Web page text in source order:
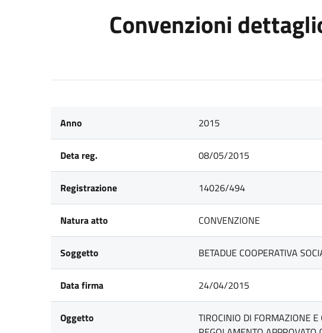
Convenzioni
Anno 2015
Deta reg. 08/05/2015
Registrazione 14026/494
Natura atto CONVENZIONE
Soggetto BETADUE COOPERATIVA
Data firma 24/04/2015
Oggetto
TIROCINIO DI FORMAZIONE